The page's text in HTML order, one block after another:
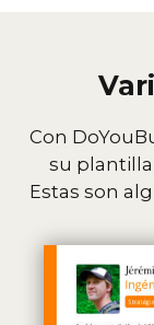
Con
su
Estas son